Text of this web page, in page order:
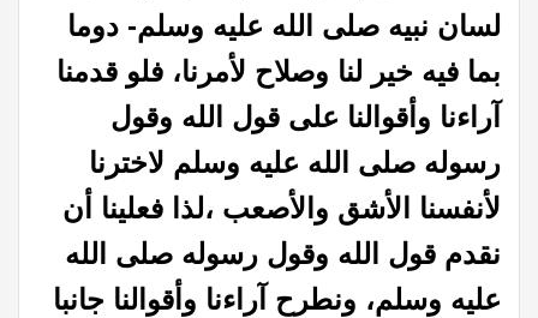
لسان نبيه صلى الله عليه وسلم- دوما
بما فيه خير لنا وصلاح لأمرنا، فلو قدمنا
آراءنا وأقوالنا على قول الله وقول
رسوله صلى الله عليه وسلم لاخترنا
لأنفسنا الأشق والأصعب ،لذا فعلينا أن
نقدم قول الله وقول رسوله صلى الله
عليه وسلم، ونطرح آراءنا وأقوالنا جانبا